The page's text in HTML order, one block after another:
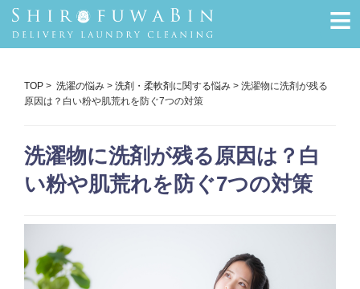
≡
TOP > 洗濯の悩み > 洗剤・柔軟剤に関する悩み > 洗濯物に洗剤が残る
原因は？白い粉や肌荒れを防ぐ7つの対策
洗濯物に洗剤が残る原因は？白
い粉や肌荒れを防ぐ7つの対策